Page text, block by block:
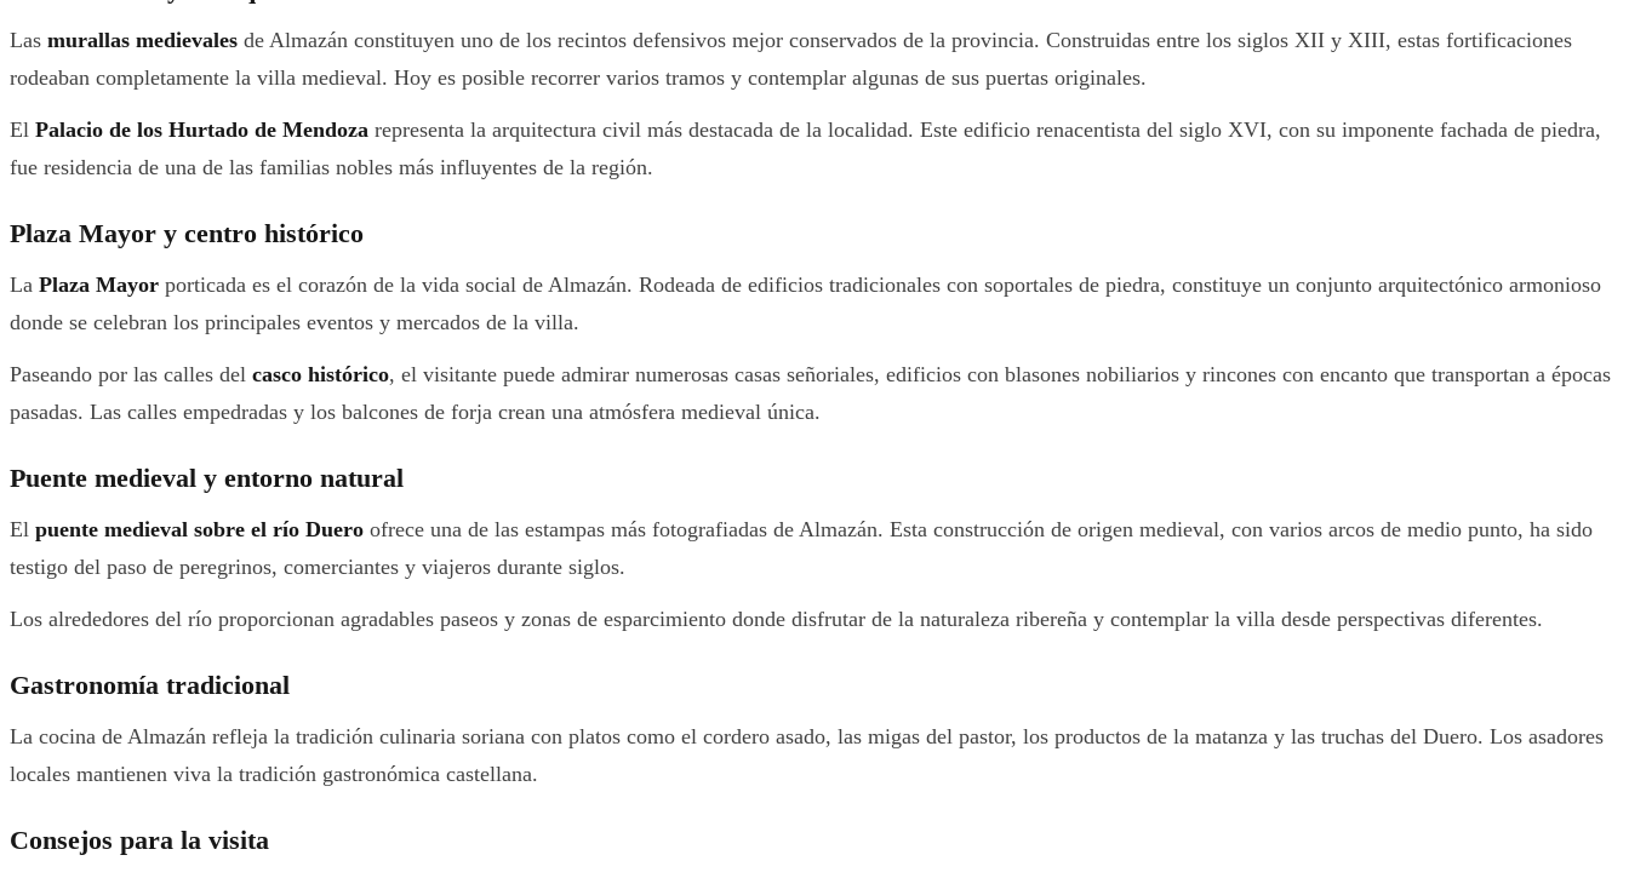
Las murallas medievales de Almazán constituyen uno de los recintos defensivos mejor conservados de la provincia. Construidas entre los siglos XII y XIII, estas fortificaciones
rodeaban completamente la villa medieval. Hoy es posible recorrer varios tramos y contemplar algunas de sus puertas originales.
El Palacio de los Hurtado de Mendoza representa la arquitectura civil más destacada de la localidad. Este edificio renacentista del siglo XVI, con su imponente fachada de piedra,
fue residencia de una de las familias nobles más influyentes de la región.
Plaza Mayor y centro histórico
La Plaza Mayor porticada es el corazón de la vida social de Almazán. Rodeada de edificios tradicionales con soportales de piedra, constituye un conjunto arquitectónico armonioso
donde se celebran los principales eventos y mercados de la villa.
Paseando por las calles del casco histórico, el visitante puede admirar numerosas casas señoriales, edificios con blasones nobiliarios y rincones con encanto que transportan a épocas
pasadas. Las calles empedradas y los balcones de forja crean una atmósfera medieval única.
Puente medieval y entorno natural
El puente medieval sobre el río Duero ofrece una de las estampas más fotografiadas de Almazán. Esta construcción de origen medieval, con varios arcos de medio punto, ha sido
testigo del paso de peregrinos, comerciantes y viajeros durante siglos.
Los alrededores del río proporcionan agradables paseos y zonas de esparcimiento donde disfrutar de la naturaleza ribereña y contemplar la villa desde perspectivas diferentes.
Gastronomía tradicional
La cocina de Almazán refleja la tradición culinaria soriana con platos como el cordero asado, las migas del pastor, los productos de la matanza y las truchas del Duero. Los asadores
locales mantienen viva la tradición gastronómica castellana.
Consejos para la visita